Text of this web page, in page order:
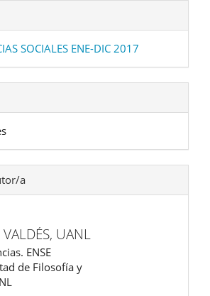
SOCIALES ENE-DIC 2017
a
UANL
ENSE
de Filosofía y